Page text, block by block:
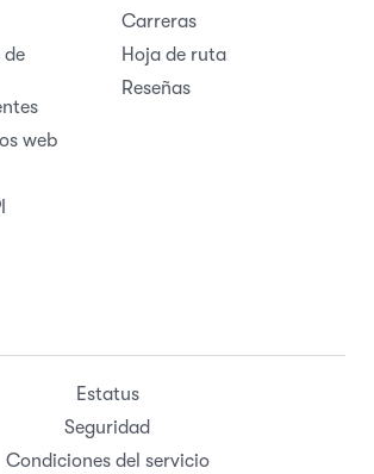
de
web
Carreras
Hoja de ruta
Reseñas
Estatus
Seguridad
Condiciones del servicio